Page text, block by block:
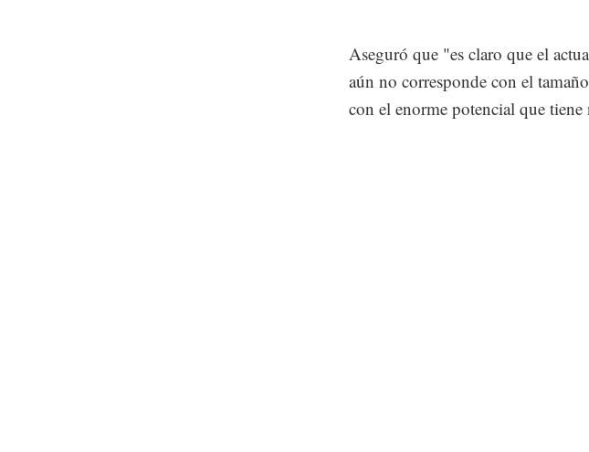
Aseguró que "es claro que el
aún no corresponde con el
con el enorme potencial que tiene